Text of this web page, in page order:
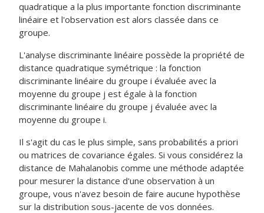
quadratique a la plus importante fonction discriminante
linéaire et l'observation est alors classée dans ce
groupe.
L'analyse discriminante linéaire possède la propriété de
distance quadratique symétrique : la fonction
discriminante linéaire du groupe i évaluée avec la
moyenne du groupe j est égale à la fonction
discriminante linéaire du groupe j évaluée avec la
moyenne du groupe i.
Il s'agit du cas le plus simple, sans probabilités a priori
ou matrices de covariance égales. Si vous considérez la
distance de Mahalanobis comme une méthode adaptée
pour mesurer la distance d'une observation à un
groupe, vous n'avez besoin de faire aucune hypothèse
sur la distribution sous-jacente de vos données.